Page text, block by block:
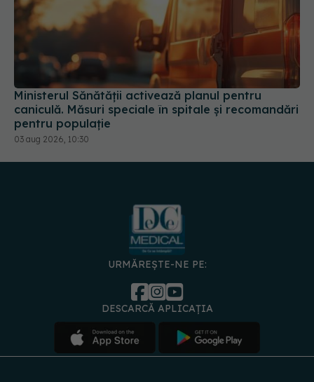
Ministerul Sănătății activează planul pentru
caniculă. Măsuri speciale în spitale și recomandări
pentru populație
03 aug 2026, 10:30
URMĂREȘTE-NE PE:
DESCARCĂ APLICAȚIA